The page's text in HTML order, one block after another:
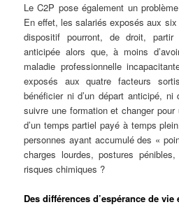
Le C2P pose également un
En effet, les salariés exposés aux
dispositif pourront, de droit,
anticipée alors que, à moins
maladie professionnelle
exposés aux quatre facteurs
bénéficier ni d’un départ anticipé,
suivre une formation et changer
d’un temps partiel payé à temps
personnes ayant accumulé des «
charges lourdes, postures
risques chimiques ?
Des différences d’espérance de